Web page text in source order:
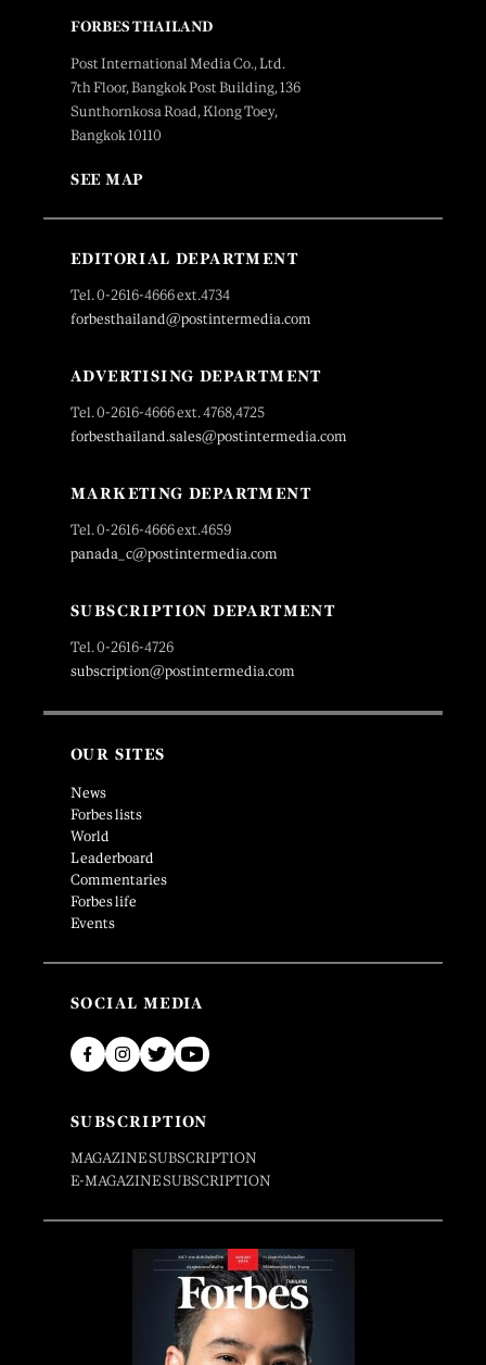
FORBES THAILAND
Post International Media Co., Ltd.
7th Floor, Bangkok Post Building, 136
Sunthornkosa Road, Klong Toey,
Bangkok 10110
SEE MAP
EDITORIAL DEPARTMENT
Tel. 0-2616-4666 ext.4734
forbesthailand@postintermedia.com
ADVERTISING DEPARTMENT
Tel. 0-2616-4666 ext. 4768,4725
forbesthailand.sales@postintermedia.com
MARKETING DEPARTMENT
Tel. 0-2616-4666 ext.4659
panada_c@postintermedia.com
SUBSCRIPTION DEPARTMENT
Tel. 0-2616-4726
subscription@postintermedia.com
OUR SITES
News
Forbes lists
World
Leaderboard
Commentaries
Forbes life
Events
SOCIAL MEDIA
SUBSCRIPTION
MAGAZINE SUBSCRIPTION
E-MAGAZINE SUBSCRIPTION